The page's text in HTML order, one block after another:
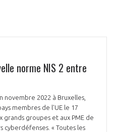
norme NIS 2 entre
novembre 2022 à Bruxelles,
membres de l’UE le 17
grands groupes et aux PME de
cyberdéfenses. « Toutes les